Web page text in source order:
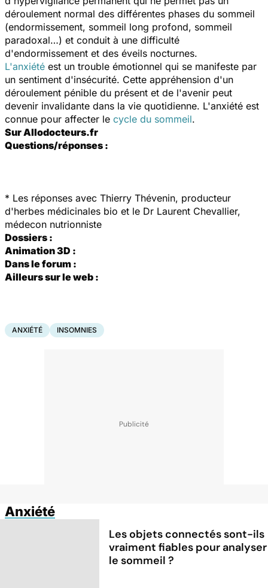
déroulement normal des différentes phases du sommeil
(endormissement, sommeil long profond, sommeil
paradoxal…) et conduit à une difficulté
d'endormissement et des éveils nocturnes.
L'anxiété est un trouble émotionnel qui se manifeste par
un sentiment d'insécurité. Cette appréhension d'un
déroulement pénible du présent et de l'avenir peut
devenir invalidante dans la vie quotidienne. L'anxiété est
connue pour affecter le cycle du sommeil.
Sur Allodocteurs.fr
Questions/réponses :
* Les réponses avec Thierry Thévenin, producteur
d'herbes médicinales bio et le Dr Laurent Chevallier,
médecon nutrionniste
Dossiers :
Animation 3D :
Dans le forum :
Ailleurs sur le web :
ANXIÉTÉ INSOMNIES
Anxiété
Les objets connectés sont-ils
vraiment fiables pour analyser
le sommeil ?